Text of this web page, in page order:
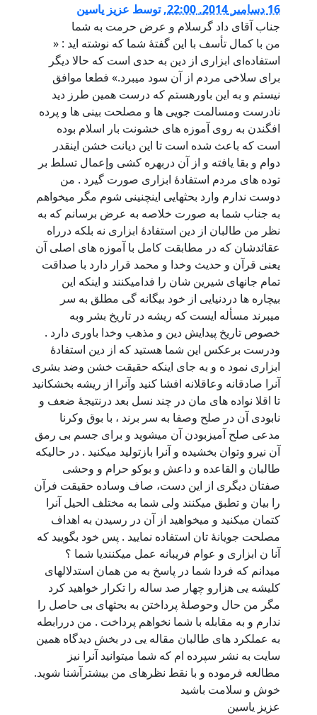
16 دسامبر 2014, 22:00 ,توسط عزیز یاسین
جناب آقای داد گرسلام و عرض حرمت به شما
من با کمال تأسف با این گفتۀ شما که نوشته اید : «
استفاده‌ای ابزاری از دین به حدی است که حالا دیگر
برای سلاخی مردم از آن سود می‎برد.» فطعا موافق
نیستم و به این باورهستم که درست همین طرز دید
نادرست ومسالمت جویی ها و مصلحت بینی ها و پرده
افگندن به روی آموزه های خشونت بار اسلام بوده
است که باعث شده است تا این دیانت خشن اینقدر
دوام و بقا یافته و از آن دربهره کشی وإعمال تسلط بر
توده های مردم استفادۀ ابزاری صورت گیرد . من
دوست ندارم وارد بحثهایی اینچنینی شوم مگر میخواهم
به جناب شما به صورت خلاصه به عرض برسانم که به
نظر من طالبان از دین استفادۀ ابزاری نه بلکه درراه
عقائدشان که در مطابقت کامل با آموزه های اصلی آن
یعنی قرآن و حدیث وخدا و محمد قرار دارد با صداقت
تمام جانهای شیرین شان را فدامیکنند و اینکه این
بیچاره ها دردنیایی از خود بیگانه گی مطلق به سر
میبرند مسأله ایست که ریشه در تاریخ بشر وبه
خصوص تاریخ پیدایش دین و مذهب وخدا باوری دارد .
ودرست برعکس این شما هستید که از دین استفادۀ
ابزاری نمود ه و به جای اینکه حقیقت خشن وضد بشری
آنرا صادقانه وعاقلانه افشا کنید وآنرا از ریشه بخشکانید
تا اقلا نواده های مان در چند نسل بعد درنتیجۀ ضعف و
نابودی آن در صلح وصفا به سر برند ، با بوق وکرنا
مدعی صلح آمیزبودن آن میشوید و برای جسم بی رمق
آن نیرو وتوان بخشیده و آنرا بازتولید میکنید . در حالیکه
طالبان و القاعده و داعش و بوکو حرام و وحشی
صفتان دیگری از این دست، صاف وساده حقیقت فرآن
را بیان و تطبق میکنند ولی شما به مختلف الحیل آنرا
کتمان میکنید و میخواهید از آن در رسیدن به اهداف
مصلحت جویانۀ تان استفاده نمایید . پس خود بگویید که
آنا ن ابزاری و عوام فریبانه عمل میکنندیا شما ؟
میدانم که فردا شما در پاسخ به من همان استدلالهای
کلیشه یی هزارو چهار صد ساله را تکرار خواهید کرد
مگر من حال وحوصلۀ پرداختن به بحثهای بی حاصل را
ندارم و به مقابله با شما نخواهم پرداخت . من دررابطه
به عملکرد های طالبان مقاله یی در بخش دیدگاه همین
سایت به نشر سپرده ام که شما میتوانید آنرا نیز
مطالعه فرموده و با نقط نظرهای من بیشترآشنا شوید.
خوش و سلامت باشید
عزیز یاسین